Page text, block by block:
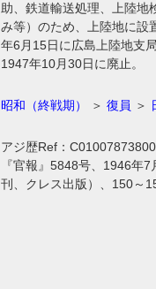
助、鉄道輸送処理、上陸地
み等）のため、上陸地に設
年6月15日に広島上陸地支
1947年10月30日に廃止。
昭和（終戦期） ＞ 復員 ＞
アジ歴Ref：
『官報』5848号、1946年
刊、クレス出版）、150～